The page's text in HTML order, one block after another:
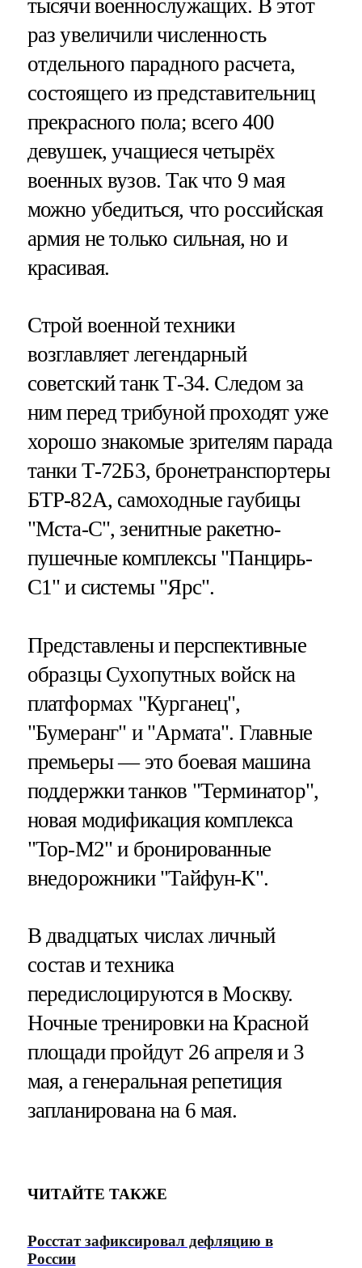
тысячи военнослужащих. В этот
раз увеличили численность
отдельного парадного расчета,
состоящего из представительниц
прекрасного пола; всего 400
девушек, учащиеся четырёх
военных вузов. Так что 9 мая
можно убедиться, что российская
армия не только сильная, но и
красивая.
Строй военной техники
возглавляет легендарный
советский танк Т-34. Следом за
ним перед трибуной проходят уже
хорошо знакомые зрителям парада
танки Т-72Б3, бронетранспортеры
БТР-82А, самоходные гаубицы
"Мста-С", зенитные ракетно-
пушечные комплексы "Панцирь-
С1" и системы "Ярс".
Представлены и перспективные
образцы Сухопутных войск на
платформах "Курганец",
"Бумеранг" и "Армата". Главные
премьеры — это боевая машина
поддержки танков "Терминатор",
новая модификация комплекса
"Тор-М2" и бронированные
внедорожники "Тайфун-К".
В двадцатых числах личный
состав и техника
передислоцируются в Москву.
Ночные тренировки на Красной
площади пройдут 26 апреля и 3
мая, а генеральная репетиция
запланирована на 6 мая.
ЧИТАЙТЕ ТАКЖЕ
Росстат зафиксировал дефляцию в
России